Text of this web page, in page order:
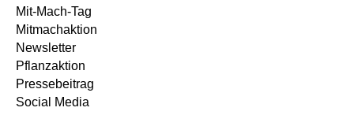
Mit-Mach-Tag
Mitmachaktion
Newsletter
Pflanzaktion
Pressebeitrag
Social Media